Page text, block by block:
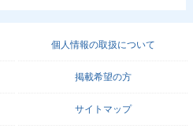
個人情報の取扱について
掲載希望の方
サイトマップ